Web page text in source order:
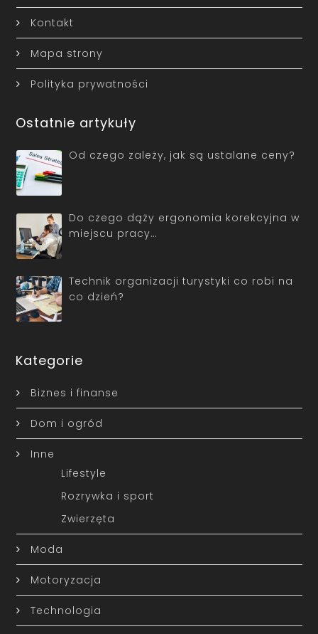
Kontakt
Mapa strony
Polityka prywatności
Ostatnie artykuły
Od czego zależy, jak są ustalane ceny?
Do czego dąży ergonomia korekcyjna w
miejscu pracy…
Technik organizacji turystyki co robi na
co dzień?
Kategorie
Biznes i finanse
Dom i ogród
Inne
Lifestyle
Rozrywka i sport
Zwierzęta
Moda
Motoryzacja
Technologia